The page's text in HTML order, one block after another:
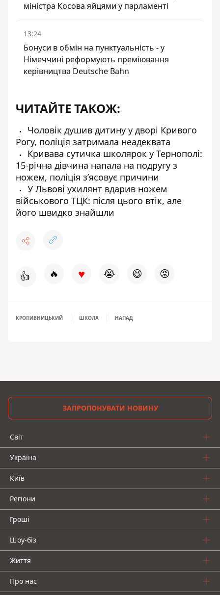
міністра Косова яйцями у парламенті
13:24
Бонуси в обмін на пунктуальність - у
Німеччині реформують преміювання
керівництва Deutsche Bahn
ЧИТАЙТЕ ТАКОЖ:
Чоловік душив дитину у дворі Кривого
Рогу, поліція затримала неадеквата
Кривава сутичка школярок у Тернополі:
15-річна дівчина напала на подругу з
ножем, поліція з’ясовує причини
У Львові ухилянт вдарив ножем
військового ТЦК: після цього втік, але
його швидко знайшли
👍 🔥 ♥ 😭 😆 😡
КРОПИВНИЦЬКИЙ ШКОЛА НАПАД
ЗАПРОПОНУВАТИ НОВИНУ
Світ
Україна
Київ
Регіони
Гроші
Шоу-біз
Життя
Про нас